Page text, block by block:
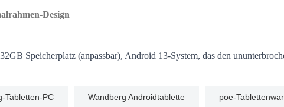
Design
Speicherplatz (anpassbar), Android 13-System, das den
Tabletten-PC Wandberg Androidtablette poe-